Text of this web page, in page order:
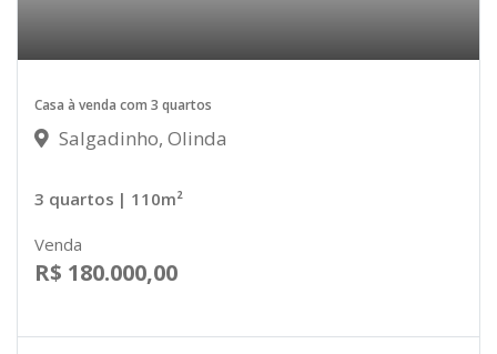
Casa à venda com 3 quartos
Salgadinho, Olinda
3 quartos | 110m²
Venda
R$ 180.000,00